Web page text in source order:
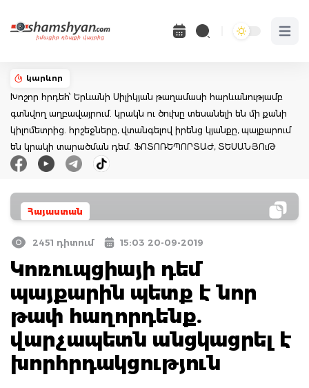
Open
կարևոր
Խոշոր հրդեհ՝ Երևանի Սիլիկյան թաղամասի հարևանությամբ
գտնվող աղբավայրում. կրակն ու ծուխը տեսանելի են մի քանի
կիլոմետրից. հրշեջները, վտանգելով իրենց կյանքը, պայքարում
են կրակի տարածման դեմ. ՖՈՏՈՌԵՊՈՐՏԱԺ, ՏԵՍԱՆՅՈւԹ
Հայաստան
2451 դիտում 15:03 20-09-2019
Կոռուպցիայի դեմ
պայքարին պետք է նոր
թափ հաղորդենք.
վարչապետն անցկացրել է
խորհրդակցություն